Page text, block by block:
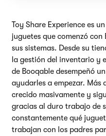
Toy Share Experience es
juguetes que comenzó
sus sistemas. Desde su
la gestión del inventario y
de Booqable desempeñó
ayudarles a empezar. Más
crecido masivamente y
gracias al duro trabajo de
constantemente qué
trabajan con los padres